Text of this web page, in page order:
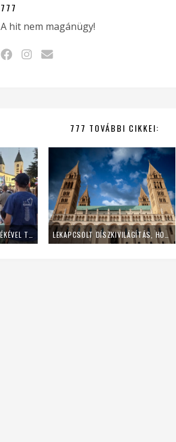
777
A hit nem magánügy!
777 TOVÁBBI CIKKEI:
LEKAPCSOLT DÍSZKIVILÁGÍTÁS, HOME OFFICE – ÍGY SPÓROL AZ ENERGIÁVAL A PÉCSI EGYHÁZMEGYE